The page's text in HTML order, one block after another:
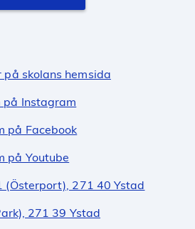
skolans hemsida
Instagram
på Facebook
på Youtube
(Österport), 271 40 Ystad
271 39 Ystad